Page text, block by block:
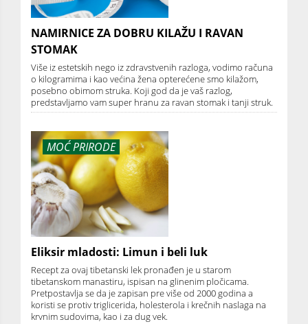
NAMIRNICE ZA DOBRU KILAŽU I RAVAN
STOMAK
Više iz estetskih nego iz zdravstvenih razloga, vodimo računa
o kilogramima i kao većina žena opterećene smo kilažom,
posebno obimom struka. Koji god da je vaš razlog,
predstavljamo vam super hranu za ravan stomak i tanji struk.
MOĆ PRIRODE
Eliksir mladosti: Limun i beli luk
Recept za ovaj tibetanski lek pronađen je u starom
tibetanskom manastiru, ispisan na glinenim pločicama.
Pretpostavlja se da je zapisan pre više od 2000 godina a
koristi se protiv triglicerida, holesterola i krečnih naslaga na
krvnim sudovima, kao i za dug vek.